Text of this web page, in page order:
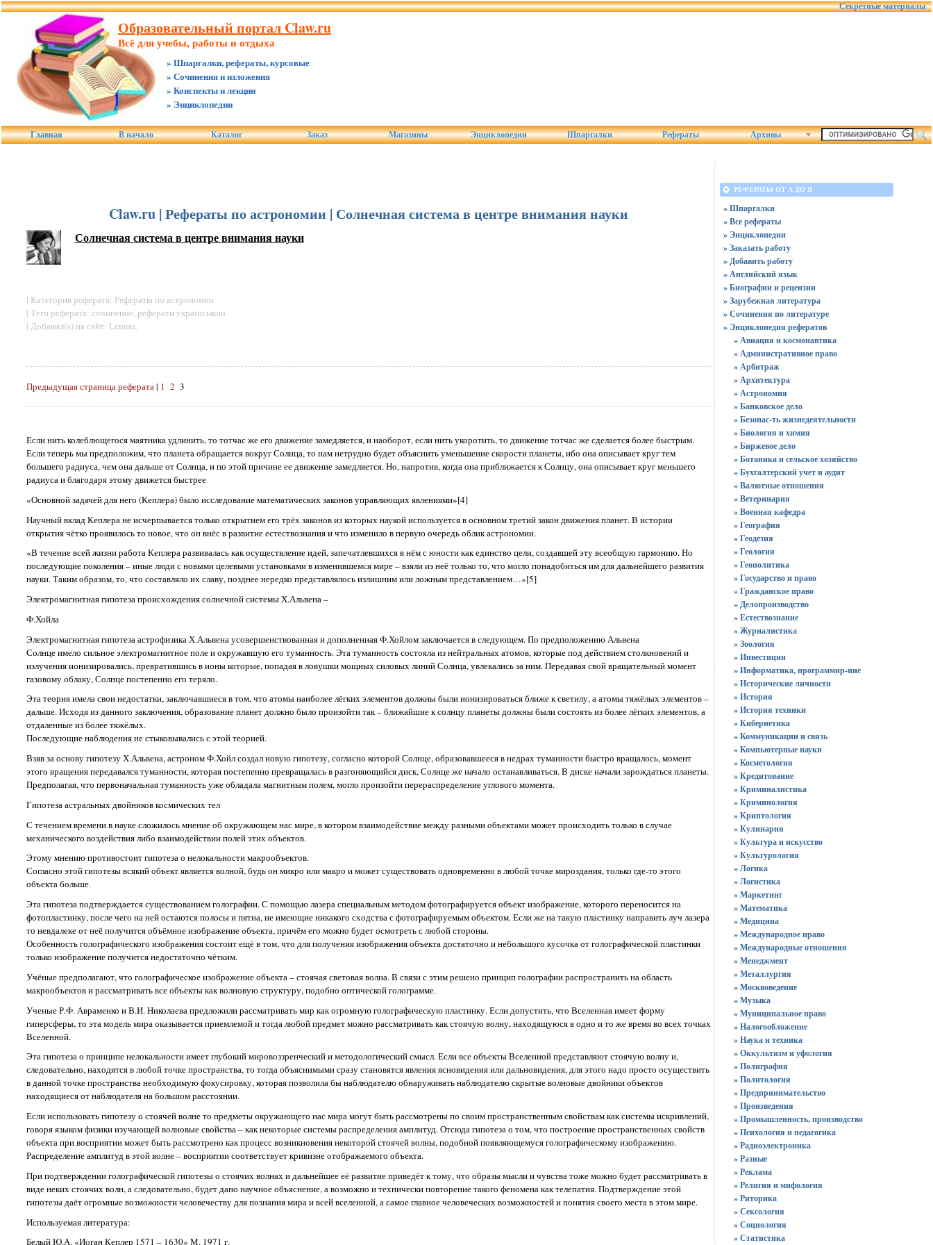
Секретные материалы
Образовательный портал Claw.ru
Всё для учебы, работы и отдыха
» Шпаргалки, рефераты, курсовые
» Сочинения и изложения
» Конспекты и лекции
» Энциклопедии
Главная В начало Каталог Заказ Магазины Энциклопедии Шпаргалки Рефераты Архивы
Claw.ru | Рефераты по астрономии | Солнечная система в центре внимания науки
Солнечная система в центре внимания науки
| Категория реферата: Рефераты по астрономии
| Теги реферата: сочинение, реферати українською
| Добавил(а) на сайт: Lemira.
Предыдущая страница реферата| 1 2 3
Если нить колеблющегося маятника удлинить, то тотчас же его движение замедляется, и наоборот, если нить укоротить, то движение тотчас же сделается более быстрым.
Если теперь мы предположим, что планета обращается вокруг Солнца, то нам нетрудно будет объяснить уменьшение скорости планеты, ибо она описывает круг тем
большего радиуса, чем она дальше от Солнца, и по этой причине ее движение замедляется. Но, напротив, когда она приближается к Солнцу, она описывает круг меньшего
радиуса и благодаря этому движется быстрее
«Основной задачей для него (Кеплера) было исследование математических законов управляющих явлениями»[4]
Научный вклад Кеплера не исчерпывается только открытием его трёх законов из которых наукой используется в основном третий закон движения планет. В истории
открытия чётко проявилось то новое, что он внёс в развитие естествознания и что изменило в первую очередь облик астрономии.
«В течение всей жизни работа Кеплера развивалась как осуществление идей, запечатлевшихся в нём с юности как единство цели, создавшей эту всеобщую гармонию. Но
последующие поколения – иные люди с новыми целевыми установками в изменившемся мире – взяли из неё только то, что могло понадобиться им для дальнейшего развития
науки. Таким образом, то, что составляло их славу, позднее нередко представлялось излишним или ложным представлением…»[5]
Электромагнитная гипотеза происхождения солнечной системы Х.Альвена –
Ф.Хойла
Электромагнитная гипотеза астрофизика Х.Альвена усовершенствованная и дополненная Ф.Хойлом заключается в следующем. По предположению Альвена
Солнце имело сильное электромагнитное поле и окружавшую его туманность. Эта туманность состояла из нейтральных атомов, которые под действием столкновений и
излучения ионизировались, превратившись в ионы которые, попадая в ловушки мощных силовых линий Солнца, увлекались за ним. Передавая свой вращательный момент
газовому облаку, Солнце постепенно его теряло.
Эта теория имела свои недостатки, заключавшиеся в том, что атомы наиболее лёгких элементов должны были ионизироваться ближе к светилу, а атомы тяжёлых элементов –
дальше. Исходя из данного заключения, образование планет должно было произойти так – ближайшие к солнцу планеты должны были состоять из более лёгких элементов, а
отдаленные из более тяжёлых.
Последующие наблюдения не стыковывались с этой теорией.
Взяв за основу гипотезу Х.Альвена, астроном Ф.Хойл создал новую гипотезу, согласно которой Солнце, образовавшееся в недрах туманности быстро вращалось, момент
этого вращения передавался туманности, которая постепенно превращалась в разгоняющийся диск, Солнце же начало останавливаться. В диске начали зарождаться планеты.
Предполагая, что первоначальная туманность уже обладала магнитным полем, могло произойти перераспределение углового момента.
Гипотеза астральных двойников космических тел
С течением времени в науке сложилось мнение об окружающем нас мире, в котором взаимодействие между разными объектами может происходить только в случае
механического воздействия либо взаимодействии полей этих объектов.
Этому мнению противостоит гипотеза о нелокальности макрообъектов.
Согласно этой гипотезы всякий объект является волной, будь он микро или макро и может существовать одновременно в любой точке мироздания, только где-то этого
объекта больше.
Эта гипотеза подтверждается существованием голографии. С помощью лазера специальным методом фотографируется объект изображение, которого переносится на
фотопластинку, после чего на ней остаются полосы и пятна, не имеющие никакого сходства с фотографируемым объектом. Если же на такую пластинку направить луч лазера
то невдалеке от неё получится объёмное изображение объекта, причём его можно будет осмотреть с любой стороны.
Особенность голографического изображения состоит ещё в том, что для получения изображения объекта достаточно и небольшого кусочка от голографической пластинки
только изображение получится недостаточно чётким.
Учёные предполагают, что голографическое изображение объекта – стоячая световая волна. В связи с этим решено принцип голографии распространить на область
макрообъектов и рассматривать все объекты как волновую структуру, подобно оптической голограмме.
Ученые Р.Ф. Авраменко и В.И. Николаева предложили рассматривать мир как огромную голографическую пластинку. Если допустить, что Вселенная имеет форму
гиперсферы, то эта модель мира оказывается приемлемой и тогда любой предмет можно рассматривать как стоячую волну, находящуюся в одно и то же время во всех точках
Вселенной.
Эта гипотеза о принципе нелокальности имеет глубокий мировоззренческий и методологический смысл. Если все объекты Вселенной представляют стоячую волну и,
следовательно, находятся в любой точке пространства, то тогда объяснимыми сразу становятся явления ясновидения или дальновидения, для этого надо просто осуществить
в данной точке пространства необходимую фокусировку, которая позволила бы наблюдателю обнаруживать наблюдателю скрытые волновые двойники объектов
находящиеся от наблюдателя на большом расстоянии.
Если использовать гипотезу о стоячей волне то предметы окружающего нас мира могут быть рассмотрены по своим пространственным свойствам как системы искривлений,
говоря языком физики изучающей волновые свойства – как некоторые системы распределения амплитуд. Отсюда гипотеза о том, что построение пространственных свойств
объекта при восприятии может быть рассмотрено как процесс возникновения некоторой стоячей волны, подобной появляющемуся голографическому изображению.
Распределение амплитуд в этой волне – восприятии соответствует кривизне отображаемого объекта.
При подтверждении голографической гипотезы о стоячих волнах и дальнейшее её развитие приведёт к тому, что образы мысли и чувства тоже можно будет рассматривать в
виде неких стоячих волн, а следовательно, будет дано научное объяснение, а возможно и технически повторение такого феномена как телепатия. Подтверждение этой
гипотезы даёт огромные возможности человечеству для познания мира и всей вселенной, а самое главное человеческих возможностей и понятия своего места в этом мире.
Используемая литература:
Белый Ю.А. «Иоган Кеплер 1571 – 1630» М. 1971 г.
РЕФЕРАТЫ ОТ А ДО Я
» Шпаргалки
» Все рефераты
» Энциклопедии
» Заказать работу
» Добавить работу
» Английский язык
» Биографии и рецензии
» Зарубежная литература
» Сочинения по литературе
» Энциклопедия рефератов
» Авиация и космонавтика
» Административное право
» Арбитраж
» Архитектура
» Астрономия
» Банковское дело
» Безопас-ть жизнедеятельности
» Биология и химия
» Биржевое дело
» Ботаника и сельское хозяйство
» Бухгалтерский учет и аудит
» Валютные отношения
» Ветеринария
» Военная кафедра
» География
» Геодезия
» Геология
» Геополитика
» Государство и право
» Гражданское право
» Делопроизводство
» Естествознание
» Журналистика
» Зоология
» Инвестиции
» Информатика, программир-ние
» Исторические личности
» История
» История техники
» Кибернетика
» Коммуникации и связь
» Компьютерные науки
» Косметология
» Кредитование
» Криминалистика
» Криминология
» Криптология
» Кулинария
» Культура и искусство
» Культурология
» Логика
» Логистика
» Маркетинг
» Математика
» Медицина
» Международное право
» Международные отношения
» Менеджмент
» Металлургия
» Москвоведение
» Музыка
» Муниципальное право
» Налогообложение
» Наука и техника
» Оккультизм и уфология
» Полиграфия
» Политология
» Предпринимательство
» Произведения
» Промышленность, производство
» Психология и педагогика
» Радиоэлектроника
» Разные
» Реклама
» Религия и мифология
» Риторика
» Сексология
» Социология
» Статистика